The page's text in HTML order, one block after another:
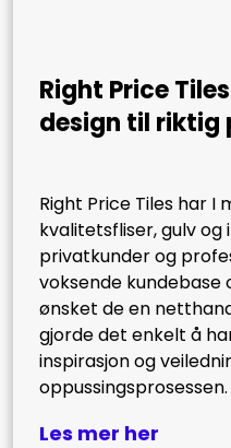
Right Price
design til riktig
Right Price Tiles har I
kvalitetsfliser, gulv
privatkunder og
voksende
ønsket de en
gjorde det enkelt å
inspirasjon og
oppussingsprosessen.
Les mer her